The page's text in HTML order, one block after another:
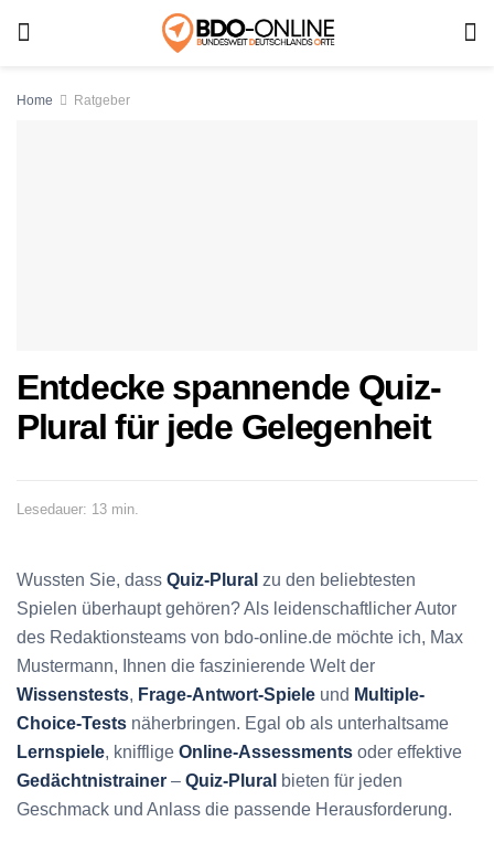
Home Ratgeber
Entdecke spannende Quiz-
Plural für jede Gelegenheit
Lesedauer: 13 min.
Wussten Sie, dass Quiz-Plural zu den beliebtesten
Spielen überhaupt gehören? Als leidenschaftlicher Autor
des Redaktionsteams von bdo-online.de möchte ich, Max
Mustermann, Ihnen die faszinierende Welt der
Wissenstests, Frage-Antwort-Spiele und Multiple-
Choice-Tests näherbringen. Egal ob als unterhaltsame
Lernspiele, knifflige Online-Assessments oder effektive
Gedächtnistrainer – Quiz-Plural bieten für jeden
Geschmack und Anlass die passende Herausforderung.